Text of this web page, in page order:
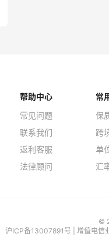
帮助中心
常见问题
联系我们
返利客服
法律顾问
常
保
跨
单
汇
©
沪ICP备13007891号
| 增值电信